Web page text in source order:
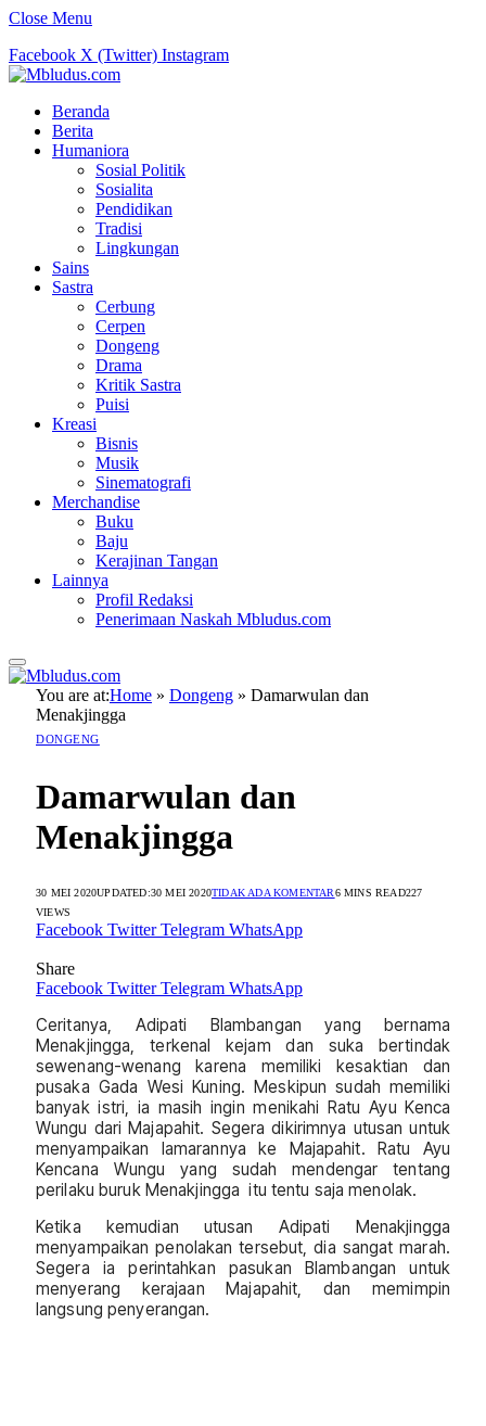
Close Menu
Facebook X (Twitter) Instagram
Beranda
Berita
Humaniora
Sosial Politik
Sosialita
Pendidikan
Tradisi
Lingkungan
Sains
Sastra
Cerbung
Cerpen
Dongeng
Drama
Kritik Sastra
Puisi
Kreasi
Bisnis
Musik
Sinematografi
Merchandise
Buku
Baju
Kerajinan Tangan
Lainnya
Profil Redaksi
Penerimaan Naskah Mbludus.com
You are at:Home » Dongeng » Damarwulan dan
Menakjingga
DONGENG
Damarwulan dan
Menakjingga
30 MEI 2020UPDATED:30 MEI 2020TIDAK ADA KOMENTAR6 MINS READ227
VIEWS
Facebook Twitter Telegram WhatsApp
Share
Facebook Twitter Telegram WhatsApp
Ceritanya, Adipati Blambangan yang bernama
Menakjingga, terkenal kejam dan suka bertindak
sewenang-wenang karena memiliki kesaktian dan
pusaka Gada Wesi Kuning. Meskipun sudah memiliki
banyak istri, ia masih ingin menikahi Ratu Ayu Kenca
Wungu dari Majapahit. Segera dikirimnya utusan untuk
menyampaikan lamarannya ke Majapahit. Ratu Ayu
Kencana Wungu yang sudah mendengar tentang
perilaku buruk Menakjingga itu tentu saja menolak.
Ketika kemudian utusan Adipati Menakjingga
menyampaikan penolakan tersebut, dia sangat marah.
Segera ia perintahkan pasukan Blambangan untuk
menyerang kerajaan Majapahit, dan memimpin
langsung penyerangan.